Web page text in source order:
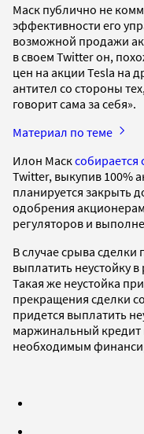
Маск публично не
эффективности его
возможной продажи
в своем Twitter он,
цен на акции Tesla на
антител со стороны
говорит сама за себя».
Материал по теме
Илон Масксобирается
Twitter, выкупив 100%
планируется закрыть
одобрения
регуляторов и
В случае срыва
выплатить неустойку
Такая же неустойка
прекращения сделки
придется выплатить
маржинальный кредит
необходимым